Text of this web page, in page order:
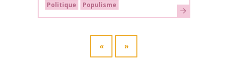
Politique
Populisme En savoir plus
« »